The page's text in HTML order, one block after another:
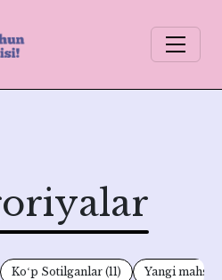
Koʻp Sotilganlar (11) Yangi